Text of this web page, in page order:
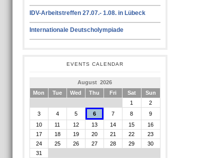
IDV-Arbeitstreffen 27.07.- 1.08. in Lübeck
Internationale Deutscholympiade
EVENTS CALENDAR
August 2026
Mon
Tue Wed Thu Fri Sat
Sun
1
2
3
4 5 6 7 8
9
10
11 12 13 14 15
16
17
18 19 20 21 22
23
24
25 26 27 28 29
30
31